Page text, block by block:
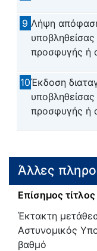
9 Λήψη
προσφυγής ή
10Έκδοση
προσφυγής ή
Άλλες
Επίσημος τίτλος
Έκτακτη
Αστυνομικός
βαθμό